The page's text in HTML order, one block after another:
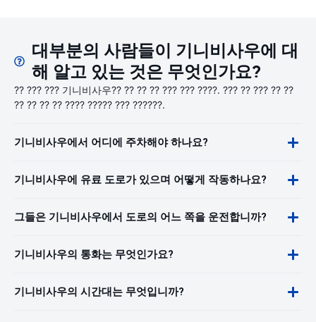
대부분의 사람들이 기니비사우에 대
해 알고 있는 것은 무엇인가요?
?? ??? ??? 기니비사우?? ?? ?? ?? ??? ??? ????. ??? ?? ??? ?? ??
?? ?? ?? ?? ???? ????? ??? ??????.
기니비사우에서 어디에 주차해야 하나요?
기니비사우에 유료 도로가 있으며 어떻게 작동하나요?
그들은 기니비사우에서 도로의 어느 쪽을 운전합니까?
기니비사우의 통화는 무엇인가요?
기니비사우의 시간대는 무엇입니까?